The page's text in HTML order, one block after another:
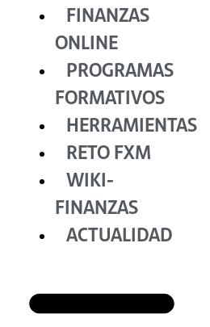
FINANZAS
ONLINE
PROGRAMAS
FORMATIVOS
HERRAMIENTAS
RETO FXM
WIKI-
FINANZAS
ACTUALIDAD